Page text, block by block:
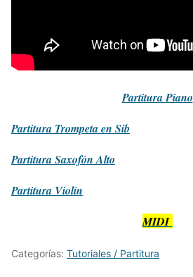
PartituraPiano
Partitura Trompeta en Sib
PartituraSaxofón Alto
Partitura Violín
MIDI
Categorías: Tutoriales / Partitura